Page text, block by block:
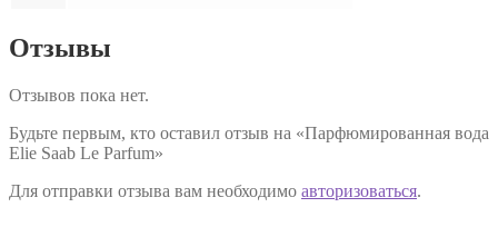
Отзывы
Отзывов пока нет.
Будьте первым, кто оставил отзыв на «Парфюмированная вода
Elie Saab Le Parfum»
Для отправки отзыва вам необходимо авторизоваться.